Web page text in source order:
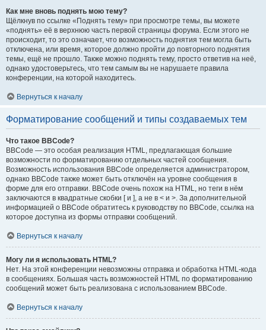
Как мне вновь поднять мою тему?
Щёлкнув по ссылке «Поднять тему» при просмотре темы, вы можете
«поднять» её в верхнюю часть первой страницы форума. Если этого не
происходит, то это означает, что возможность поднятия тем могла быть
отключена, или время, которое должно пройти до повторного поднятия
темы, ещё не прошло. Также можно поднять тему, просто ответив на неё,
однако удостоверьтесь, что тем самым вы не нарушаете правила
конференции, на которой находитесь.
Вернуться к началу
Форматирование сообщений и типы создаваемых тем
Что такое BBCode?
BBCode — это особая реализация HTML, предлагающая большие
возможности по форматированию отдельных частей сообщения.
Возможность использования BBCode определяется администратором,
однако BBCode также может быть отключён на уровне сообщения в
форме для его отправки. BBCode очень похож на HTML, но теги в нём
заключаются в квадратные скобки [ и ], а не в < и >. За дополнительной
информацией о BBCode обратитесь к руководству по BBCode, ссылка на
которое доступна из формы отправки сообщений.
Вернуться к началу
Могу ли я использовать HTML?
Нет. На этой конференции невозможны отправка и обработка HTML-кода
в сообщениях. Большая часть возможностей HTML по форматированию
сообщений может быть реализована с использованием BBCode.
Вернуться к началу